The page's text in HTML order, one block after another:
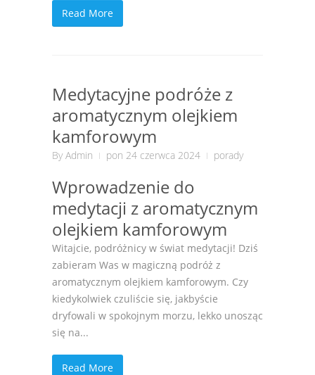
Read More
Medytacyjne podróże z
aromatycznym olejkiem
kamforowym
ByAdmin pon 24 czerwca 2024 porady
Wprowadzenie do
medytacji z aromatycznym
olejkiem kamforowym
Witajcie, podróżnicy w świat medytacji! Dziś
zabieram Was w magiczną podróż z
aromatycznym olejkiem kamforowym. Czy
kiedykolwiek czuliście się, jakbyście
dryfowali w spokojnym morzu, lekko unosząc
się na...
Read More